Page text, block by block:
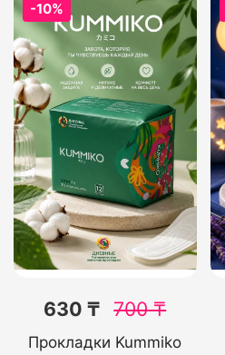
-10%
630 ₸ 700₸
Прокладки Kummiko